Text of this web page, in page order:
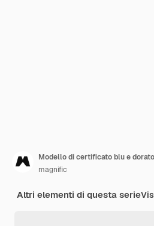
Modello di certificato blu e
magnific
Altri elementi di questa serie